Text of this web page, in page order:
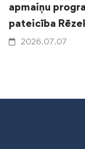
apmaiņu
pateicība
2026.07.07